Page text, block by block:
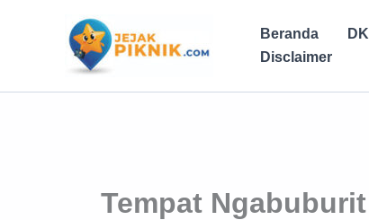
Beranda
Disclaimer
Tempat